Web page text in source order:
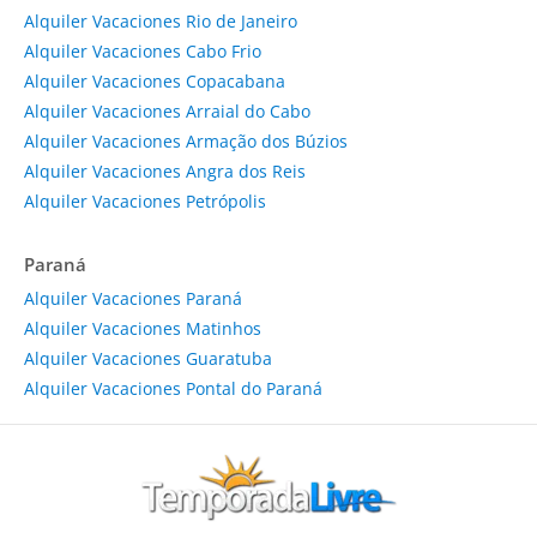
Alquiler Vacaciones Rio de Janeiro
Alquiler Vacaciones Cabo Frio
Alquiler Vacaciones Copacabana
Alquiler Vacaciones Arraial do Cabo
Alquiler Vacaciones Armação dos Búzios
Alquiler Vacaciones Angra dos Reis
Alquiler Vacaciones Petrópolis
Paraná
Alquiler Vacaciones Paraná
Alquiler Vacaciones Matinhos
Alquiler Vacaciones Guaratuba
Alquiler Vacaciones Pontal do Paraná